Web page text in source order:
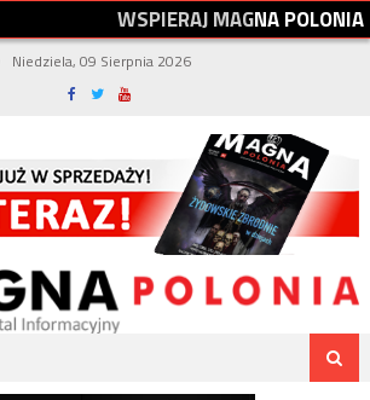
WSPIERAJMAGNAPOLONIA
Niedziela, 09 Sierpnia 2026